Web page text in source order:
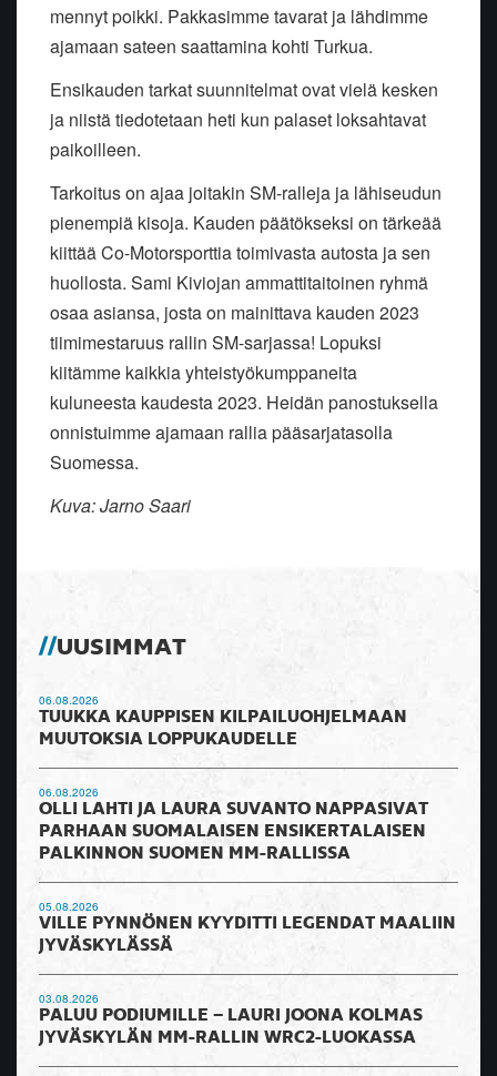
mennyt poikki. Pakkasimme tavarat ja lähdimme
ajamaan sateen saattamina kohti Turkua.
Ensikauden tarkat suunnitelmat ovat vielä kesken
ja niistä tiedotetaan heti kun palaset loksahtavat
paikoilleen.
Tarkoitus on ajaa joitakin SM-ralleja ja lähiseudun
pienempiä kisoja. Kauden päätökseksi on tärkeää
kiittääCo-Motorsporttia toimivasta autosta ja sen
huollosta. Sami Kiviojan ammattitaitoinen ryhmä
osaa asiansa, josta on mainittava kauden 2023
tiimimestaruus rallin SM-sarjassa! Lopuksi
kiitämme kaikkia yhteistyökumppaneita
kuluneesta kaudesta 2023. Heidän panostuksella
onnistuimme ajamaan rallia pääsarjatasolla
Suomessa.
Kuva: Jarno Saari
UUSIMMAT
06.08.2026
TUUKKA KAUPPISEN KILPAILUOHJELMAAN
MUUTOKSIA LOPPUKAUDELLE
06.08.2026
OLLI LAHTI JA LAURA SUVANTO NAPPASIVAT
PARHAAN SUOMALAISEN ENSIKERTALAISEN
PALKINNON SUOMEN MM-RALLISSA
05.08.2026
VILLE PYNNÖNEN KYYDITTI LEGENDAT MAALIIN
JYVÄSKYLÄSSÄ
03.08.2026
PALUU PODIUMILLE – LAURI JOONA KOLMAS
JYVÄSKYLÄN MM-RALLIN WRC2-LUOKASSA